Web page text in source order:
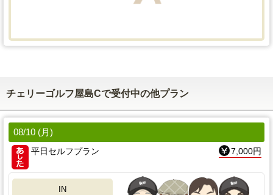
チェリーゴルフ屋島Cで受付中の他プラン
08/10 (月)
平日セルフプラン
7,000円
IN